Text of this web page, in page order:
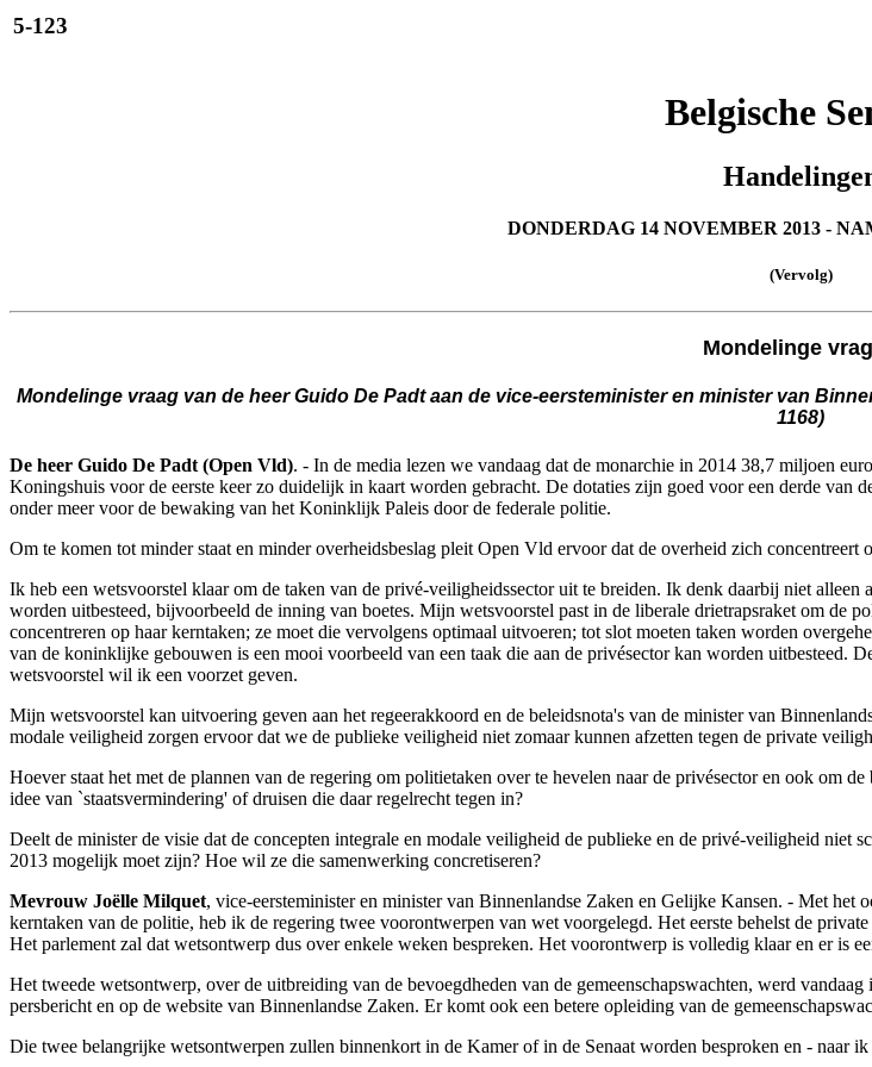
5-123
Belgische
DONDERDAG 14 NOVEMBER 2013 -
(Vervolg)
Mondelinge
Mondelinge vraag van de heer Guido De Padt aan de vice-eersteminister en minister van
1168)
De heer Guido De Padt (Open Vld). - In de media lezen we vandaag dat de monarchie in 2014 38,7 miljoen
Koningshuis voor de eerste keer zo duidelijk in kaart worden gebracht. De dotaties zijn goed voor een derde van
onder meer voor de bewaking van het Koninklijk Paleis door de federale politie.
Om te komen tot minder staat en minder overheidsbeslag pleit Open Vld ervoor dat de overheid zich
Ik heb een wetsvoorstel klaar om de taken van de privé-veiligheidssector uit te breiden. Ik denk daarbij niet
worden uitbesteed, bijvoorbeeld de inning van boetes. Mijn wetsvoorstel past in de liberale drietrapsraket om de
concentreren op haar kerntaken; ze moet die vervolgens optimaal uitvoeren; tot slot moeten taken worden
van de koninklijke gebouwen is een mooi voorbeeld van een taak die aan de privésector kan worden uitbesteed.
wetsvoorstel wil ik een voorzet geven.
Mijn wetsvoorstel kan uitvoering geven aan het regeerakkoord en de beleidsnota's van de minister van
modale veiligheid zorgen ervoor dat we de publieke veiligheid niet zomaar kunnen afzetten tegen de private
Hoever staat het met de plannen van de regering om politietaken over te hevelen naar de privésector en ook om
idee van `staatsvermindering' of druisen die daar regelrecht tegen in?
Deelt de minister de visie dat de concepten integrale en modale veiligheid de publieke en de privé-veiligheid niet
2013 mogelijk moet zijn? Hoe wil ze die samenwerking concretiseren?
Mevrouw Joëlle Milquet, vice-eersteminister en minister van Binnenlandse Zaken en Gelijke Kansen. - Met
kerntaken van de politie, heb ik de regering twee voorontwerpen van wet voorgelegd. Het eerste behelst de
Het parlement zal dat wetsontwerp dus over enkele weken bespreken. Het voorontwerp is volledig klaar en er is
Het tweede wetsontwerp, over de uitbreiding van de bevoegdheden van de gemeenschapswachten, werd
persbericht en op de website van Binnenlandse Zaken. Er komt ook een betere opleiding van de
Die twee belangrijke wetsontwerpen zullen binnenkort in de Kamer of in de Senaat worden besproken en - naar